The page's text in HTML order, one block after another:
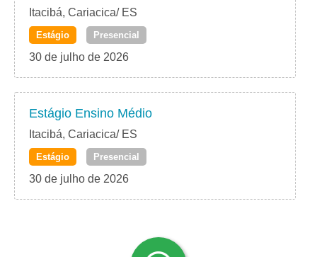
Itacibá, Cariacica/ ES
Estágio Presencial
30 de julho de 2026
Estágio Ensino Médio
Itacibá, Cariacica/ ES
Estágio Presencial
30 de julho de 2026